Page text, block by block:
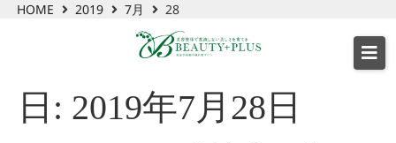
HOME 2019 7月 28
日: 2019年7月28日